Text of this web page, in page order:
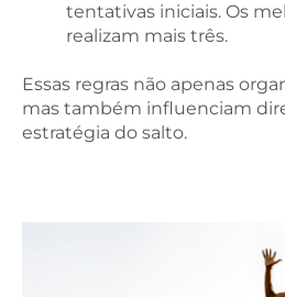
tentativas iniciais. Os
realizam mais três.
Essas regras não apenas
mas também influenciam
estratégia do salto.